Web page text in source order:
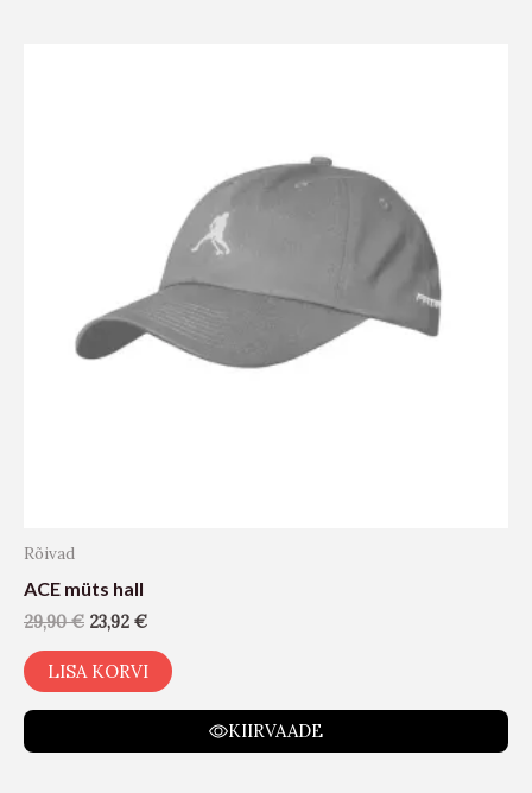
Rõivad
ACE müts hall
29,90€ 23,92 €
LISA KORVI
KIIRVAADE